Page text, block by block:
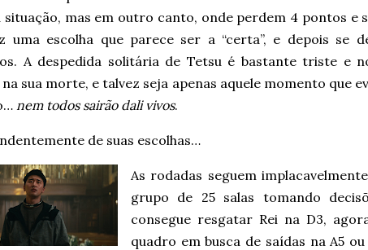
situação, mas em outro canto, onde perdem 4 pontos e
uma escolha que parece ser a “certa”, e depois se
A despedida solitária de Tetsu é bastante triste e
sua morte, e talvez seja apenas aquele momento que
nem todos sairão dali vivos.
de suas escolhas…
As rodadas seguem
grupo de 25 salas tomando
consegue resgatar Rei na D3,
quadro em busca de saídas na A5